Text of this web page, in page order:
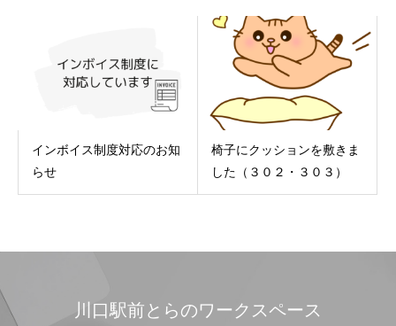
インボイス制度対応のお知
らせ
椅子にクッションを敷きま
した（３０２・３０３）
川口駅前とらのワークスペース